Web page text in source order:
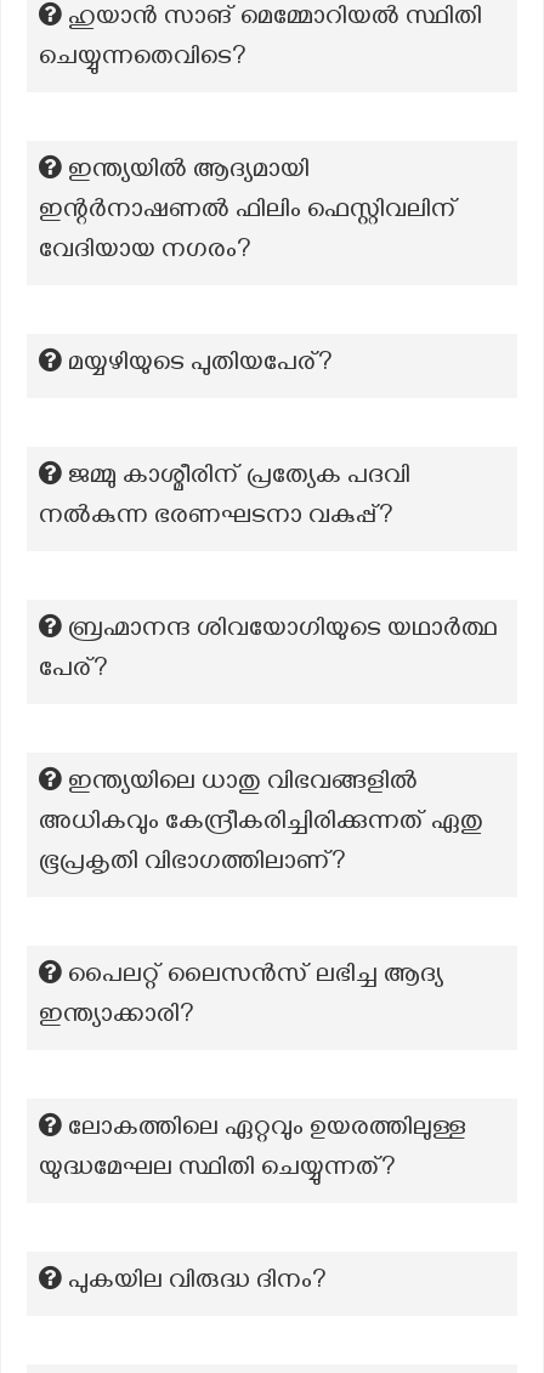
ഹുയാൻ സാങ് മെമ്മോറിയൽ സ്ഥിതി
ചെയ്യുന്നതെവിടെ?
ഇന്ത്യയിൽ ആദ്യമായി
ഇന്റർനാഷണൽ ഫിലിം ഫെസ്റ്റിവലിന്
വേദിയായ നഗരം?
മയ്യഴിയുടെ പുതിയപേര്?
ജമ്മു കാശ്മീരിന് പ്രത്യേക പദവി
നൽകുന്ന ഭരണഘടനാ വകുപ്പ്?
ബ്രഹ്മാനന്ദ ശിവയോഗിയുടെ യഥാര്‍ത്ഥ
പേര്?
ഇന്ത്യയിലെ ധാതു വിഭവങ്ങളിൽ
അധികവും കേന്ദ്രീകരിച്ചിരിക്കുന്നത് ഏതു
ഭൂപ്രകൃതി വിഭാഗത്തിലാണ്?
പൈലറ്റ് ലൈസൻസ് ലഭിച്ച ആദ്യ
ഇന്ത്യാക്കാരി?
ലോകത്തിലെ ഏറ്റവും ഉയരത്തിലുള്ള
യുദ്ധമേഘല സ്ഥിതി ചെയ്യുന്നത്?
പുകയില വിരുദ്ധ ദിനം?